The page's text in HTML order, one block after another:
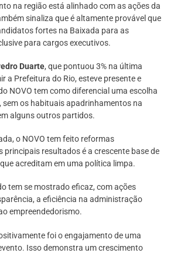
na região está alinhado com as ações da
sinaliza que é altamente provável que
fortes na Baixada para as
para cargos executivos.
Duarte, que pontuou 3% na última
a Prefeitura do Rio, esteve presente e
NOVO tem como diferencial uma escolha
os habituais apadrinhamentos na
alguns outros partidos.
o NOVO tem feito reformas
principais resultados é a crescente base de
acreditam em uma política limpa.
tem se mostrado eficaz, com ações
a eficiência na administração
empreendedorismo.
foi o engajamento de uma
Isso demonstra um crescimento